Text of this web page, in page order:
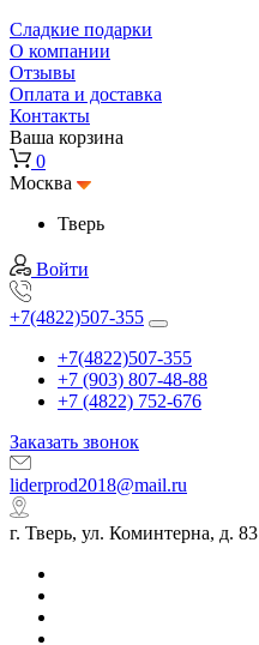
Сладкие подарки
О компании
Отзывы
Оплата и доставка
Контакты
Ваша корзина
0
Москва
Тверь
Войти
+7(4822)507-355
+7(4822)507-355
+7 (903) 807-48-88
+7 (4822) 752-676
Заказать звонок
liderprod2018@mail.ru
г. Тверь, ул. Коминтерна, д. 83